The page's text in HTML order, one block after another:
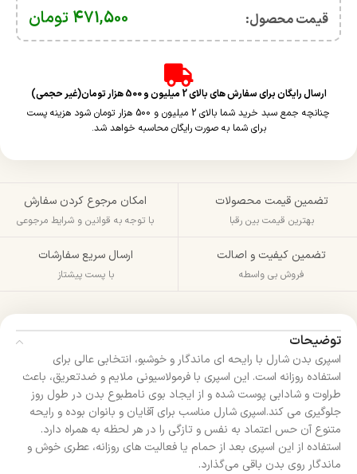
قیمت محصول:​ 471,500 تومان
ارسال رایگان برای سفارش های بالای 2 میلیون و 500 هزار تومان(غیر حجمی)
چنانچه جمع سبد خرید شما بالای 2 میلیون و 500 هزار تومان شود هزینه پست
برای شما به صورت رایگان محاسبه خواهد شد.
تضمین قیمت محصولات
بهترین قیمت بین رقبا
امکان مرجوع کردن سفارش
با توجه به قوانین و شرایط مرجوعی
تضمین کیفیت و اصالت
فروش بی واسطه
ارسال سریع سفارشات
با پست پیشتاز
توضیحات
اسپری بدن شارل با رایحه‌ ای ماندگار و خوشبو، انتخابی عالی برای
استفاده روزانه است. این اسپری با فرمولاسیونی ملایم و ضد‌تعریق، باعث
طراوت و شادابی پوست شده و از ایجاد بوی نامطبوع بدن در طول روز
جلوگیری می‌ کند.اسپری شارل مناسب برای آقایان و بانوان بوده و رایحه
متنوع آن حس اعتماد‌ به‌ نفس و تازگی را در هر لحظه به همراه دارد.
استفاده از این اسپری بعد از حمام یا فعالیت‌ های روزانه، عطری خوش و
ماندگار روی بدن باقی می‌گذارد.